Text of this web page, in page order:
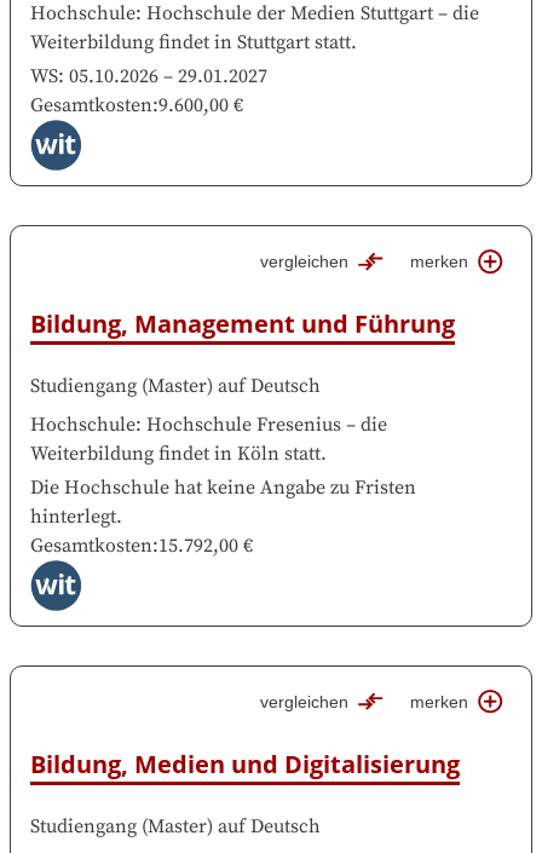
Hochschule: Hochschule der Medien Stuttgart – die
Weiterbildung findet in Stuttgart statt.
WS: 05.10.2026 – 29.01.2027
Gesamtkosten:9.600,00 €
Bildung, Management und Führung
vergleichen merken
Studiengang (Master) auf Deutsch
Hochschule: Hochschule Fresenius – die
Weiterbildung findet in Köln statt.
Die Hochschule hat keine Angabe zu Fristen
hinterlegt.
Gesamtkosten:15.792,00 €
Bildung, Medien und Digitalisierung
vergleichen merken
Studiengang (Master) auf Deutsch